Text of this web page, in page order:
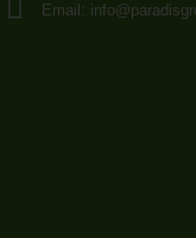
Email: